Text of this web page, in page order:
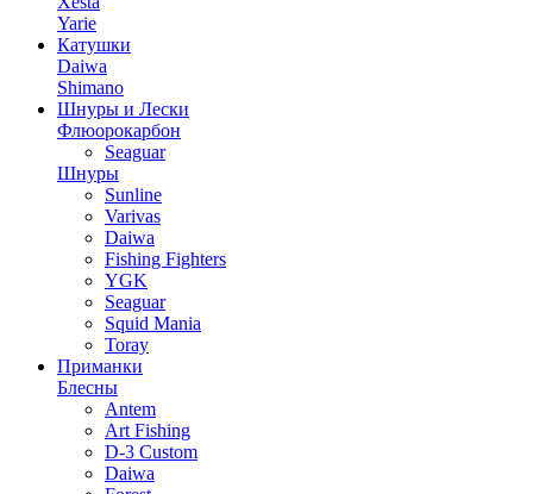
Yarie
Катушки
Daiwa
Shimano
Шнуры и Лески
Флюорокарбон
Seaguar
Шнуры
Sunline
Varivas
Daiwa
Fishing Fighters
YGK
Seaguar
Squid Mania
Toray
Приманки
Блесны
Antem
Art Fishing
D-3 Custom
Daiwa